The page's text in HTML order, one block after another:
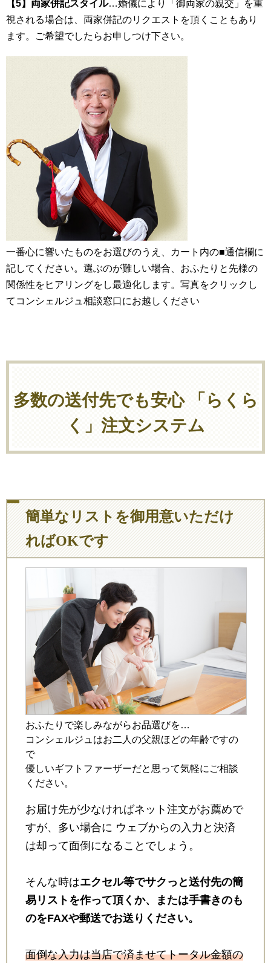
【5】両家併記スタイル…婚儀により「御両家の親交」を重
視される場合は、両家併記のリクエストを頂くこともあり
ます。ご希望でしたらお申しつけ下さい。
一番心に響いたものをお選びのうえ、カート内の■通信欄に
記してください。選ぶのが難しい場合、おふたりと先様の
関係性をヒアリングをし最適化します。写真をクリックし
てコンシェルジュ相談窓口にお越しください
多数の送付先でも安心 「らくら
く」注文システム
簡単なリストを御用意いただけ
ればOKです
おふたりで楽しみながらお品選びを…
コンシェルジュはお二人の父親ほどの年齢ですの
で
優しいギフトファーザーだと思って気軽にご相談
ください。
お届け先が少なければネット注文がお薦めで
すが、多い場合に ウェブからの入力と決済
は却って面倒になることでしょう。
そんな時はエクセル等でサクっと送付先の簡
易リストを作って頂くか、または手書きのも
のをFAXや郵送でお送りください。
面倒な入力は当店で済ませてトータル金額の